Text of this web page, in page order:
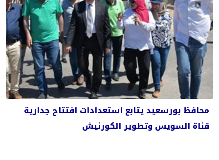
محافظ بورسعيد يتابع استعدادات افتتاح جدارية
قناة السويس وتطوير الكورنيش